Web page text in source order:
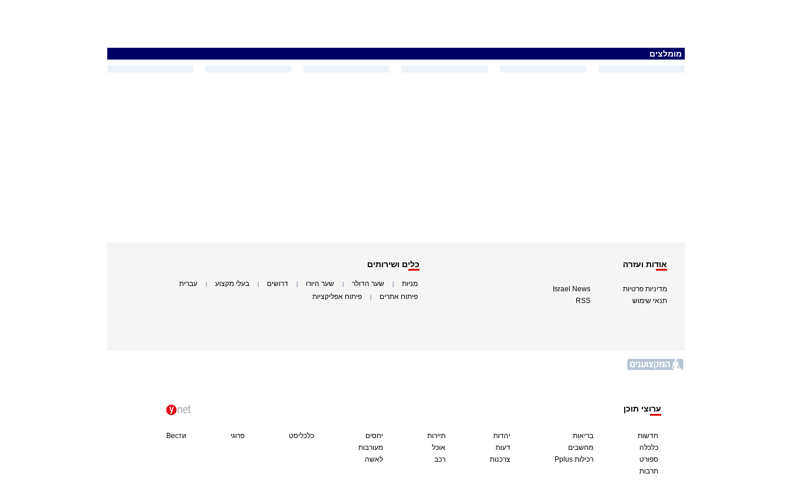
מומלצים
אודות ועזרה
מדיניות פרטיות
תנאי שימוש
Israel News
RSS
כלים ושירותים
מניות שער הדולר שער היורו דרושים בעלי מקצוע עברית
פיתוח אתרים פיתוח אפליקציות
ערוצי תוכן
חדשות
כלכלה
ספורט
תרבות
בריאות
מחשבים
Pplus רכילות
יהדות
דעות
צרכנות
תיירות
אוכל
רכב
יחסים
מעורבות
לאשה
כלכליסט פרוגי Вести